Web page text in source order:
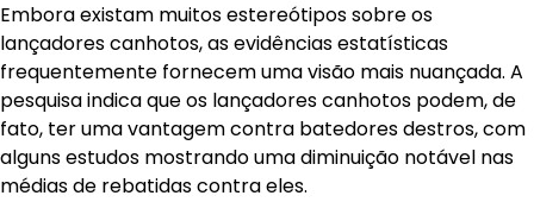
Embora existam muitos estereótipos sobre os
lançadores canhotos, as evidências estatísticas
frequentemente fornecem uma visão mais nuançada. A
pesquisa indica que os lançadores canhotos podem, de
fato, ter uma vantagem contra batedores destros, com
alguns estudos mostrando uma diminuição notável nas
médias de rebatidas contra eles.